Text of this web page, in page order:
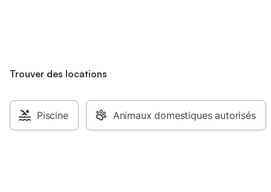
Trouver des locations
Piscine Animaux domestiques autorisés